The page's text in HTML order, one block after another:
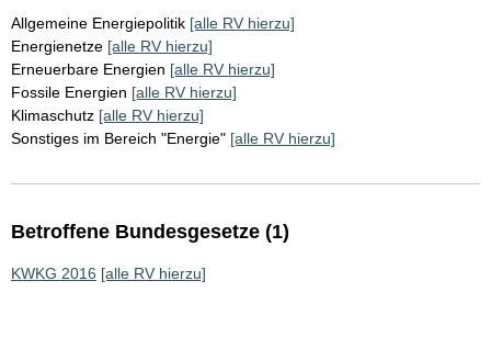
Allgemeine Energiepolitik [alle RV hierzu]
Energienetze [alle RV hierzu]
Erneuerbare Energien [alle RV hierzu]
Fossile Energien [alle RV hierzu]
Klimaschutz [alle RV hierzu]
Sonstiges im Bereich "Energie" [alle RV hierzu]
Betroffene Bundesgesetze (1)
KWKG 2016 [alle RV hierzu]